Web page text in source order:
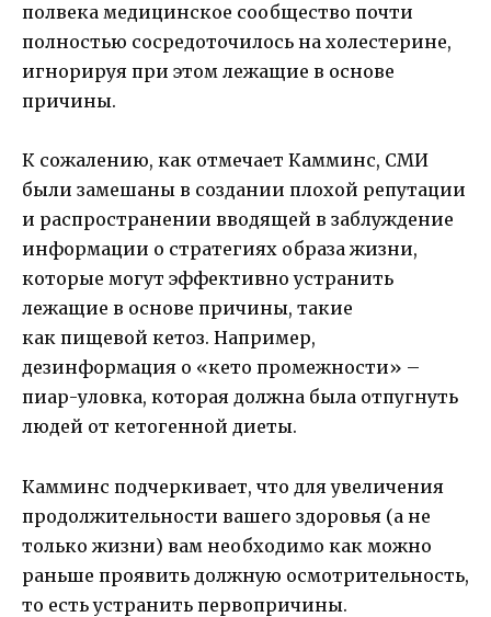
полвека медицинское сообщество почти
полностью сосредоточилось на холестерине,
игнорируя при этом лежащие в основе
причины.
К сожалению, как отмечает Камминс, СМИ
были замешаны в создании плохой репутации
и распространении вводящей в заблуждение
информации о стратегиях образа жизни,
которые могут эффективно устранить
лежащие в основе причины, такие
как пищевой кетоз. Например,
дезинформация о «кето промежности» –
пиар-уловка, которая должна была отпугнуть
людей от кетогенной диеты.
Камминс подчеркивает, что для увеличения
продолжительности вашего здоровья (а не
только жизни) вам необходимо как можно
раньше проявить должную осмотрительность,
то есть устранить первопричины.